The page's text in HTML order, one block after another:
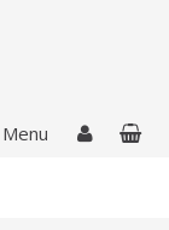
Menu